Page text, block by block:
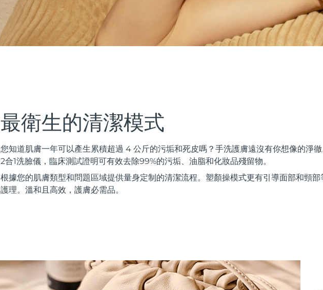
最衛生的清潔模式
您知道肌膚一年可以產生累積超過 4 公斤的污垢和死皮嗎？手洗護膚遠沒有你想像的淨
2合1洗臉儀，臨床測試證明可有效去除99%的污垢、油脂和化妝品殘留物。
根據您的肌膚類型和問題區域提供量身定制的清潔流程。塑顏操模式更有引導面部和頸
護理。溫和且高效，護膚必需品。